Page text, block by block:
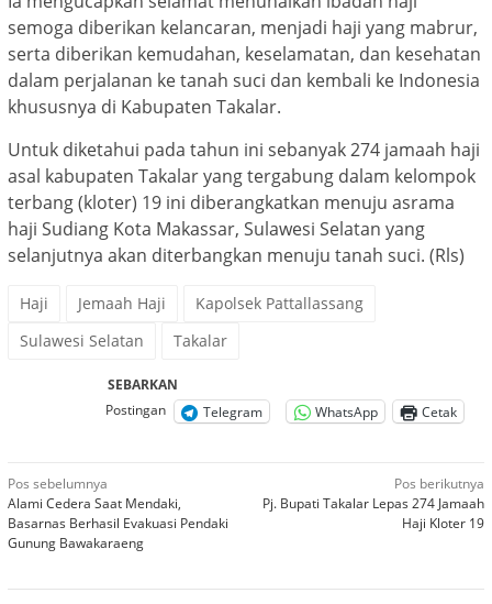
semoga diberikan kelancaran, menjadi haji yang mabrur,
serta diberikan kemudahan, keselamatan, dan kesehatan
dalam perjalanan ke tanah suci dan kembali ke Indonesia
khususnya di Kabupaten Takalar.
Untuk diketahui pada tahun ini sebanyak 274 jamaah haji
asal kabupaten Takalar yang tergabung dalam kelompok
terbang (kloter) 19 ini diberangkatkan menuju asrama
haji Sudiang Kota Makassar, Sulawesi Selatan yang
selanjutnya akan diterbangkan menuju tanah suci. (Rls)
Haji Jemaah Haji
Kapolsek Pattallassang
Sulawesi Selatan
Takalar
SEBARKAN
Postingan
Telegram WhatsApp Cetak
Navigasi
pos
Pos sebelumnya
Alami Cedera Saat Mendaki,
Basarnas Berhasil Evakuasi Pendaki
Gunung Bawakaraeng
Pos berikutnya
Pj. Bupati Takalar Lepas 274 Jamaah
Haji Kloter 19